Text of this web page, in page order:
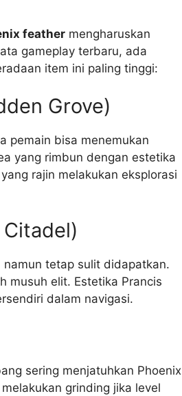
feather mengharuskan
gameplay terbaru, ada
item ini paling tinggi:
Grove)
pemain bisa menemukan
yang rimbun dengan estetika
rajin melakukan eksplorasi
namun tetap sulit didapatkan.
musuh elit. Estetika Prancis
dalam navigasi.
sering menjatuhkan Phoenix
grinding jika level